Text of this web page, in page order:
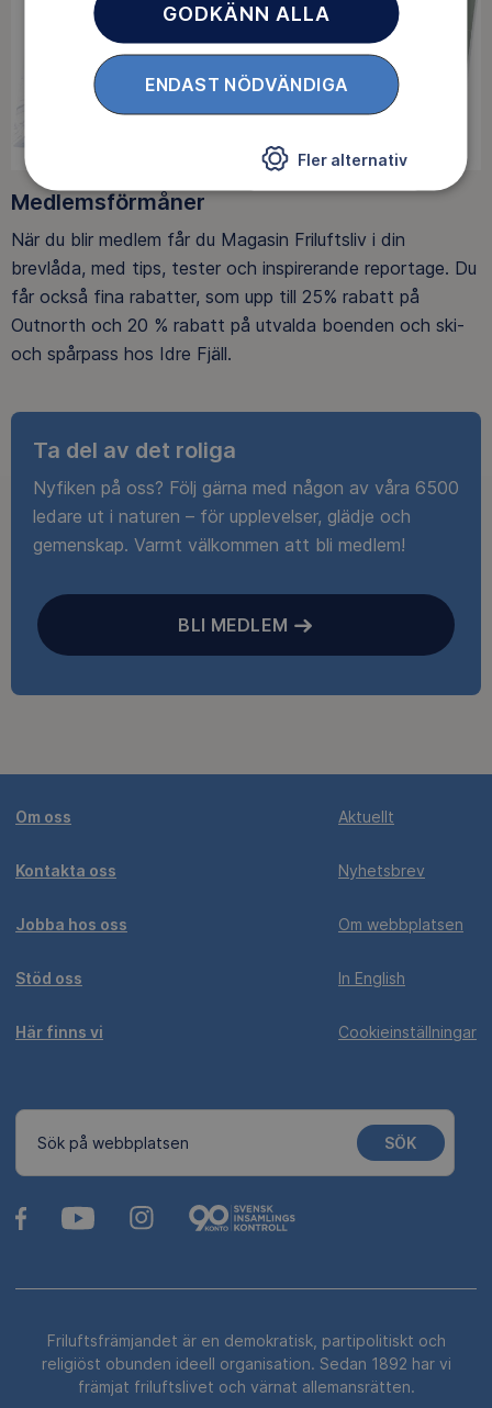
Medlemsförmåner
När du blir medlem får du Magasin Friluftsliv i din
brevlåda, med tips, tester och inspirerande reportage. Du
får också fina rabatter, som upp till 25% rabatt på
Outnorth och 20 % rabatt på utvalda boenden och ski-
och spårpass hos Idre Fjäll.
Ta del av det roliga
Nyfiken på oss? Följ gärna med någon av våra 6500
ledare ut i naturen – för upplevelser, glädje och
gemenskap. Varmt välkommen att bli medlem!
BLI MEDLEM
Om oss
Kontakta oss
Jobba hos oss
Stöd oss
Här finns vi
Aktuellt
Nyhetsbrev
Om webbplatsen
In English
Cookieinställningar
Sök på webbplatsen SÖK
Friluftsfrämjandet är en demokratisk, partipolitiskt och
religiöst obunden ideell organisation. Sedan 1892 har vi
främjat friluftslivet och värnat allemansrätten.
GODKÄNN ALLA
ENDAST NÖDVÄNDIGA
Fler alternativ